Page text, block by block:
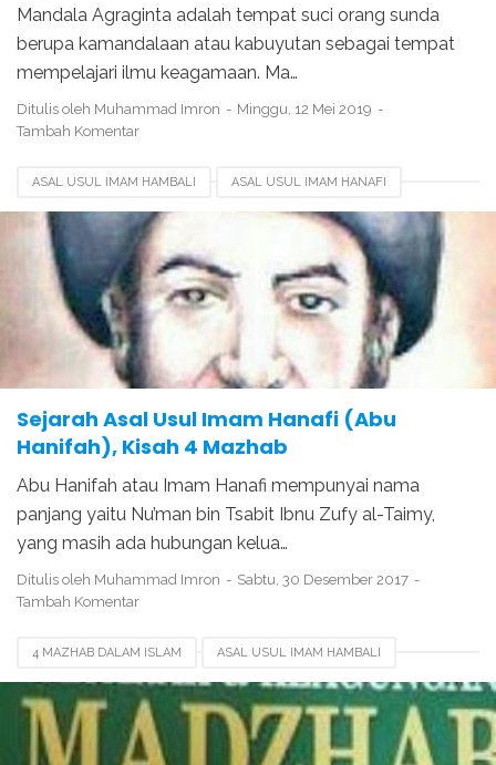
Mandala Agraginta adalah tempat suci orang sunda
berupa kamandalaan atau kabuyutan sebagai tempat
mempelajari ilmu keagamaan. Ma…
Ditulis oleh Muhammad Imron
Minggu, 12 Mei 2019
Tambah Komentar
ASAL USUL IMAM HAMBALI ASAL USUL IMAM HANAFI
ASAL USUL IMAM MALIKI GURU IMAM HANAFI
PENGIKUT IMAM HANAFI
TERPECAHNYA AGAMA ISLAM
Sejarah Asal Usul Imam Hanafi (Abu
Hanifah), Kisah 4 Mazhab
Abu Hanifah atau Imam Hanafi mempunyai nama
panjang yaitu Nu’man bin Tsabit Ibnu Zufy al-Taimy,
yang masih ada hubungan kelua…
Ditulis oleh Muhammad Imron
Sabtu, 30 Desember 2017
Tambah Komentar
4 MAZHAB DALAM ISLAM ASAL USUL IMAM HAMBALI
ASAL USUL IMAM HANAFI ASAL USUL IMAM MALIKI
ASAL USUL IMAM SYAFI'I SEJARAH 4 MAZHAB
SILSILAH IMAM SYAFI'I TERPECAHNYA AGAMA ISLAM